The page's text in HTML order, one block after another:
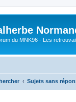
du MNK96 - Les
Sujets sans